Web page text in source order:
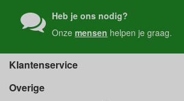
Heb je ons nodig?
Onzemensen helpen je graag.
Klantenservice
Overige